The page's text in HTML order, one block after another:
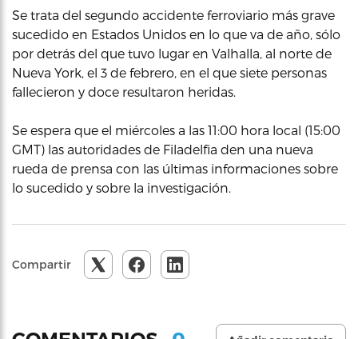
Se trata del segundo accidente ferroviario más grave
sucedido en Estados Unidos en lo que va de año, sólo
por detrás del que tuvo lugar en Valhalla, al norte de
Nueva York, el 3 de febrero, en el que siete personas
fallecieron y doce resultaron heridas.
Se espera que el miércoles a las 11:00 hora local (15:00
GMT) las autoridades de Filadelfia den una nueva
rueda de prensa con las últimas informaciones sobre
lo sucedido y sobre la investigación.
Compartir